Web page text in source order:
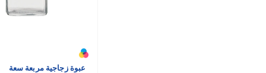
عبوة زجاجية مربعة سعة